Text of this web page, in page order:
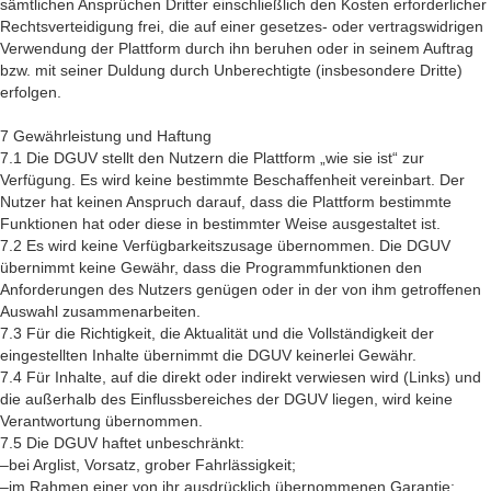
sämtlichen Ansprüchen Dritter einschließlich den Kosten erforderlicher
Rechtsverteidigung frei, die auf einer gesetzes- oder vertragswidrigen
Verwendung der Plattform durch ihn beruhen oder in seinem Auftrag
bzw. mit seiner Duldung durch Unberechtigte (insbesondere Dritte)
erfolgen.
7 Gewährleistung und Haftung
7.1 Die DGUV stellt den Nutzern die Plattform „wie sie ist“ zur
Verfügung. Es wird keine bestimmte Beschaffenheit vereinbart. Der
Nutzer hat keinen Anspruch darauf, dass die Plattform bestimmte
Funktionen hat oder diese in bestimmter Weise ausgestaltet ist.
7.2 Es wird keine Verfügbarkeitszusage übernommen. Die DGUV
übernimmt keine Gewähr, dass die Programmfunktionen den
Anforderungen des Nutzers genügen oder in der von ihm getroffenen
Auswahl zusammenarbeiten.
7.3 Für die Richtigkeit, die Aktualität und die Vollständigkeit der
eingestellten Inhalte übernimmt die DGUV keinerlei Gewähr.
7.4 Für Inhalte, auf die direkt oder indirekt verwiesen wird (Links) und
die außerhalb des Einflussbereiches der DGUV liegen, wird keine
Verantwortung übernommen.
7.5 Die DGUV haftet unbeschränkt:
–bei Arglist, Vorsatz, grober Fahrlässigkeit;
–im Rahmen einer von ihr ausdrücklich übernommenen Garantie;